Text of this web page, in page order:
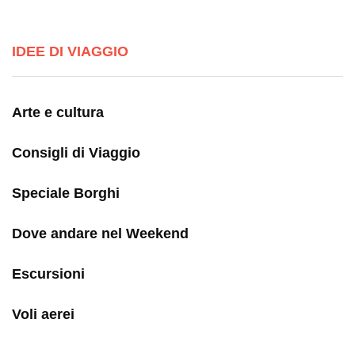
IDEE DI VIAGGIO
Arte e cultura
Consigli di Viaggio
Speciale Borghi
Dove andare nel Weekend
Escursioni
Voli aerei